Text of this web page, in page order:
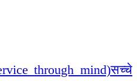
through mind)सच्चे